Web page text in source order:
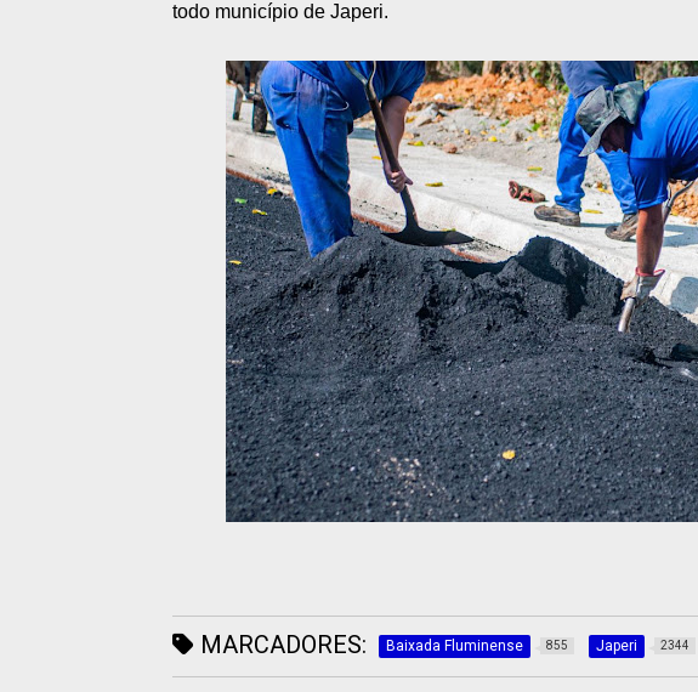
todo município de Japeri.
MARCADORES: Baixada Fluminense 855 Japeri 2344